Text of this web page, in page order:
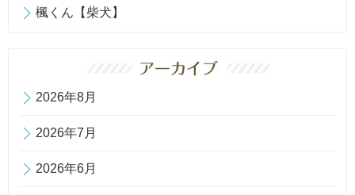
楓くん【柴犬】
2026年8月
2026年7月
2026年6月